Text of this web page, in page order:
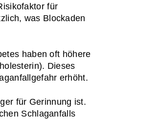
für
was Blockaden
haben oft höhere
Dieses
erhöht.
für Gerinnung ist.
Schlaganfalls